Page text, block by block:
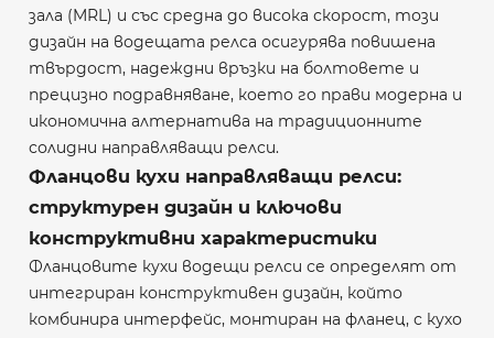
зала (MRL) и със средна до висока скорост, този
дизайн на водещата релса осигурява повишена
твърдост, надеждни връзки на болтовете и
прецизно подравняване, което го прави модерна и
икономична алтернатива на традиционните
солидни направляващи релси.
Фланцови кухи направляващи релси:
структурен дизайн и ключови
конструктивни характеристики
Фланцовите кухи водещи релси се определят от
интегриран конструктивен дизайн, който
комбинира интерфейс, монтиран на фланец, с кухо